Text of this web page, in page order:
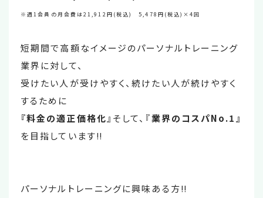
※週1会員の月会費は21,912円(税込) 5,478円(税込)×4回
短期間で高額なイメージのパーソナルトレーニング
業界に対して、
受けたい人が受けやすく、続けたい人が続けやすく
するために
『料金の適正価格化 』そして、『業界のコスパNo.1』
を目指しています‼
パーソナルトレーニングに興味ある方‼